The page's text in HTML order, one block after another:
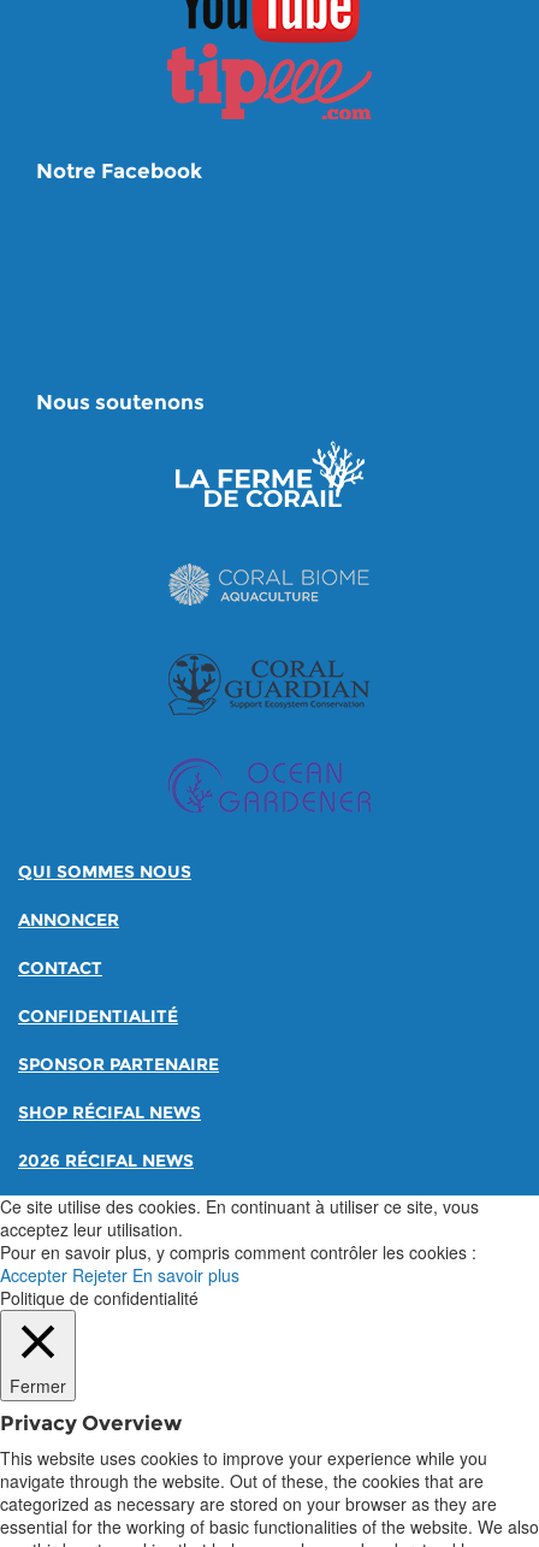
Notre Facebook
Nous soutenons
QUI SOMMES NOUS
ANNONCER
CONTACT
CONFIDENTIALITÉ
SPONSOR PARTENAIRE
SHOP RÉCIFAL NEWS
2026 RÉCIFAL NEWS
Ce site utilise des cookies. En continuant à utiliser ce site, vous
acceptez leur utilisation.
Pour en savoir plus, y compris comment contrôler les cookies :
Accepter Rejeter En savoir plus
Politique de confidentialité
Fermer
Privacy Overview
This website uses cookies to improve your experience while you
navigate through the website. Out of these, the cookies that are
categorized as necessary are stored on your browser as they are
essential for the working of basic functionalities of the website. We also